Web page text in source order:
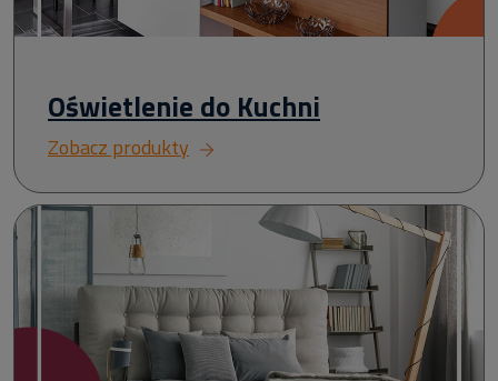
Oświetlenie do Kuchni
Zobacz produkty